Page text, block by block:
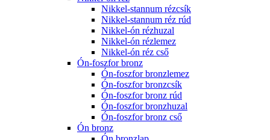
Nikkel-stannum rézcsík
Nikkel-stannum réz rúd
Nikkel-ón rézhuzal
Nikkel-ón rézlemez
Nikkel-ón réz cső
Ón-foszfor bronz
Ón-foszfor bronzlemez
Ón-foszfor bronzcsík
Ón-foszfor bronz rúd
Ón-foszfor bronzhuzal
Ón-foszfor bronz cső
Ón bronz